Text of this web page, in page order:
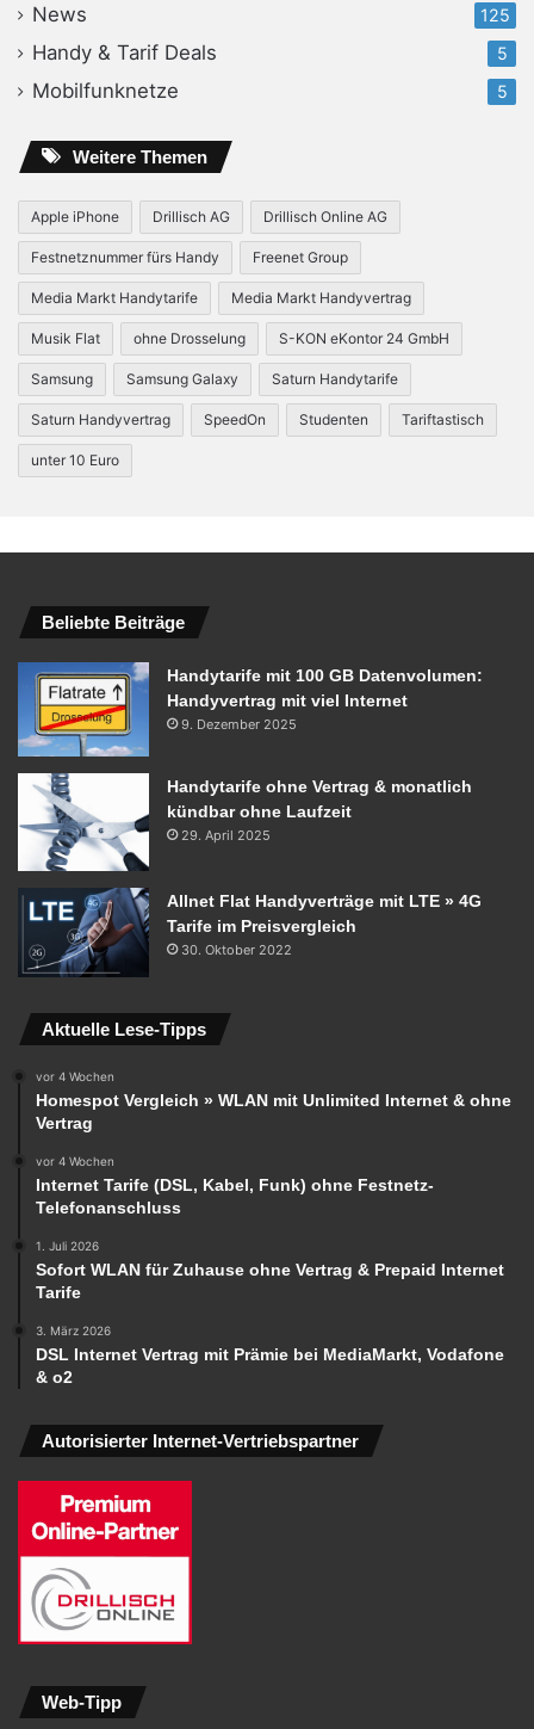
News 125
Handy & Tarif Deals 5
Mobilfunknetze 5
Weitere Themen
Apple iPhone Drillisch AG Drillisch Online AG
Festnetznummer fürs Handy Freenet Group
Media Markt Handytarife Media Markt Handyvertrag
Musik Flat ohne Drosselung S-KON eKontor 24 GmbH
Samsung Samsung Galaxy Saturn Handytarife
Saturn Handyvertrag SpeedOn Studenten Tariftastisch
unter 10 Euro
Beliebte Beiträge
Handytarife mit 100 GB Datenvolumen:
Handyvertrag mit viel Internet
9. Dezember 2025
Handytarife ohne Vertrag & monatlich
kündbar ohne Laufzeit
29. April 2025
Allnet Flat Handyverträge mit LTE » 4G
Tarife im Preisvergleich
30. Oktober 2022
Aktuelle Lese-Tipps
vor 4 Wochen
Homespot Vergleich » WLAN mit Unlimited Internet & ohne
Vertrag
vor 4 Wochen
Internet Tarife (DSL, Kabel, Funk) ohne Festnetz-
Telefonanschluss
1. Juli 2026
Sofort WLAN für Zuhause ohne Vertrag & Prepaid Internet
Tarife
3. März 2026
DSL Internet Vertrag mit Prämie bei MediaMarkt, Vodafone
& o2
Autorisierter Internet-Vertriebspartner
Web-Tipp